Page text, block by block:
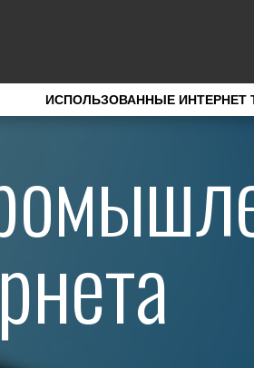
ИСПОЛЬЗОВАННЫЕ ИНТЕРНЕТ